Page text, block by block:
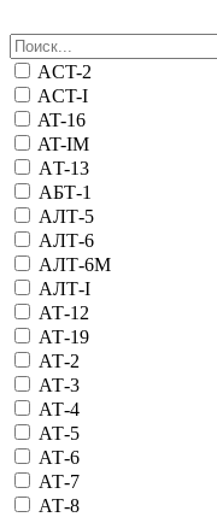
ACT-2
ACT-I
AT-16
AT-IM
АT-13
АБТ-1
АЛТ-5
АЛТ-6
АЛТ-6М
АЛТ-I
АТ-12
АТ-19
АТ-2
АТ-3
АТ-4
АТ-5
АТ-6
АТ-7
АТ-8